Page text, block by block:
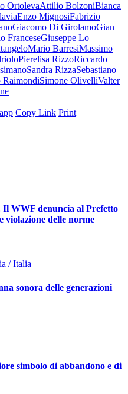
OrtolevaAttilio BolzoniBianca
Enzo MignosiFabrizio
Giacomo Di GirolamoGian
FranceseGiuseppe Lo
Mario BarresiMassimo
Pierelisa RizzoRiccardo
Sandra RizzaSebastiano
RaimondiSimone OlivelliValter
Copy Link Print
Il WWF denuncia al Prefetto
violazione delle norme
/ Italia
sonora delle generazioni
simbolo di abbandono e di